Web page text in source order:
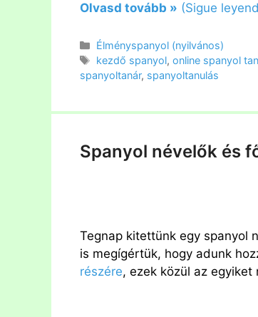
Olvasd tovább » (Sigue
Kategória
Élményspanyol (nyilvános)
Címkék
kezdő spanyol,online spanyol
spanyoltanár, spanyoltanulás
Spanyol névelők és
Tegnap kitettünk egy spanyol
is megígértük, hogy adunk
részére, ezek közül az